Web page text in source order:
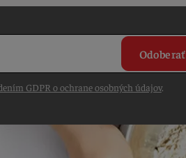
Odoberať
GDPR o ochrane osobných údajov.